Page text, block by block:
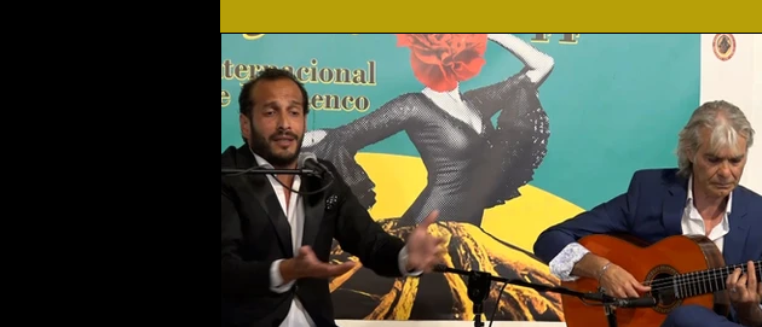
Flamenco Solidario Homenajes
Festival 2019 Festival 2020 Festival 2021
Actualidad Festival 2023 Festival 2024